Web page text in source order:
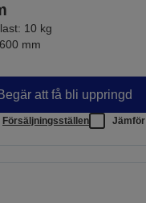
10 kg
mm
Begär att få bli uppringd
Försäljningsställen Jämför